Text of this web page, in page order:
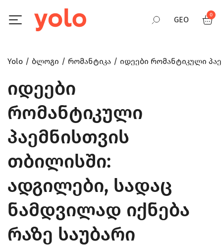
GEO
0
Yolo ბლოგი რომანტიკა იდეები რომანტიკული
იდეები
რომანტიკული
პაემნისთვის
თბილისში:
ადგილები, სადაც
ნამდვილად იქნება
რაზე საუბარი